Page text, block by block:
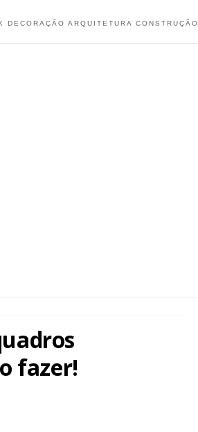
DECORAÇÃO ARQUITETURA CONSTRUÇÃO
fazer!